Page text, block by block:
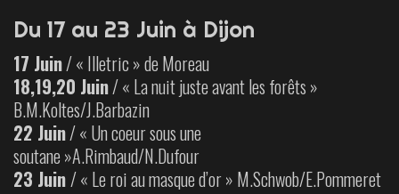
Du 17 au 23 Juin à Dijon
17 Juin/ « Illetric » de Moreau
18,19,20 Juin/ « La nuit juste avant les forêts »
B.M.Koltes/J.Barbazin
22 Juin/ « Un coeur sous une
soutane »A.Rimbaud/N.Dufour
23 Juin/ « Le roi au masque d’or » M.Schwob/E.Pommeret